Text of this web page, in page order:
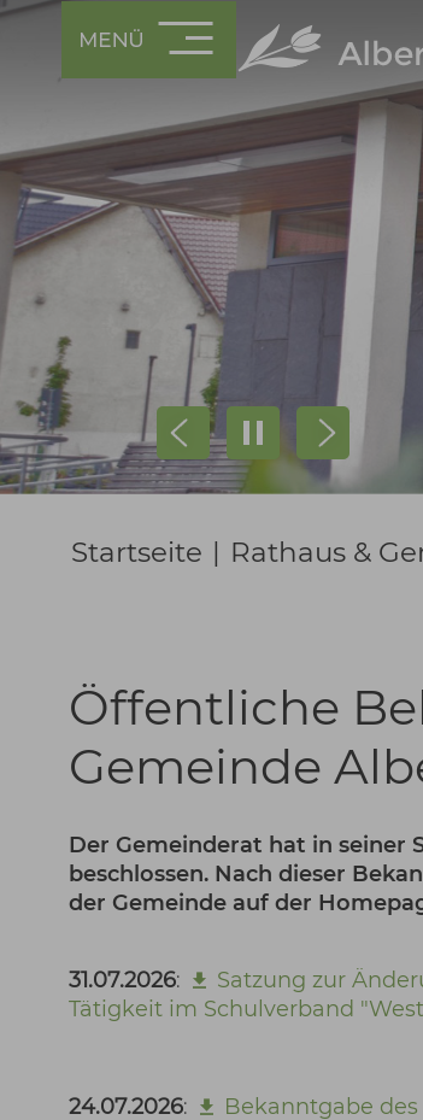
Prev Next
Startseite | Rathaus &
Öffentliche
Gemeinde
Der Gemeinderat hat in seiner
beschlossen. Nach dieser
der Gemeinde auf der
31.07.2026:
Satzung zur
Tätigkeit im Schulverband
24.07.2026: Bekanntgabe des